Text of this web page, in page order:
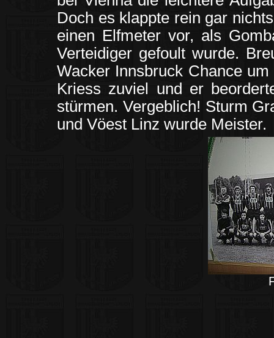
Doch es klappte rein gar
einen Elfmeter vor, als
Verteidiger gefoult wurde.
Wacker Innsbruck Chance
Kriess zuviel und er
stürmen. Vergeblich! Sturm
und Vöest Linz wurde Meister.